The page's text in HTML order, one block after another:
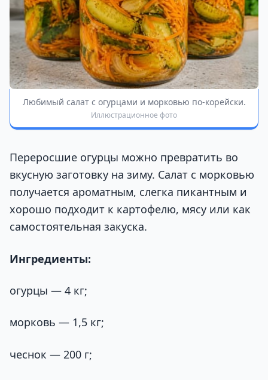
Любимый салат с огурцами и морковью по-корейски.
Иллюстрационное фото
Переросшие огурцы можно превратить во
вкусную заготовку на зиму. Салат с морковью
получается ароматным, слегка пикантным и
хорошо подходит к картофелю, мясу или как
самостоятельная закуска.
Ингредиенты:
огурцы — 4 кг;
морковь — 1,5 кг;
чеснок — 200 г;